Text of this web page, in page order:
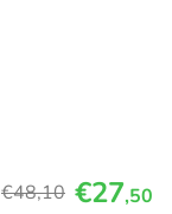
€48,10 €27,50